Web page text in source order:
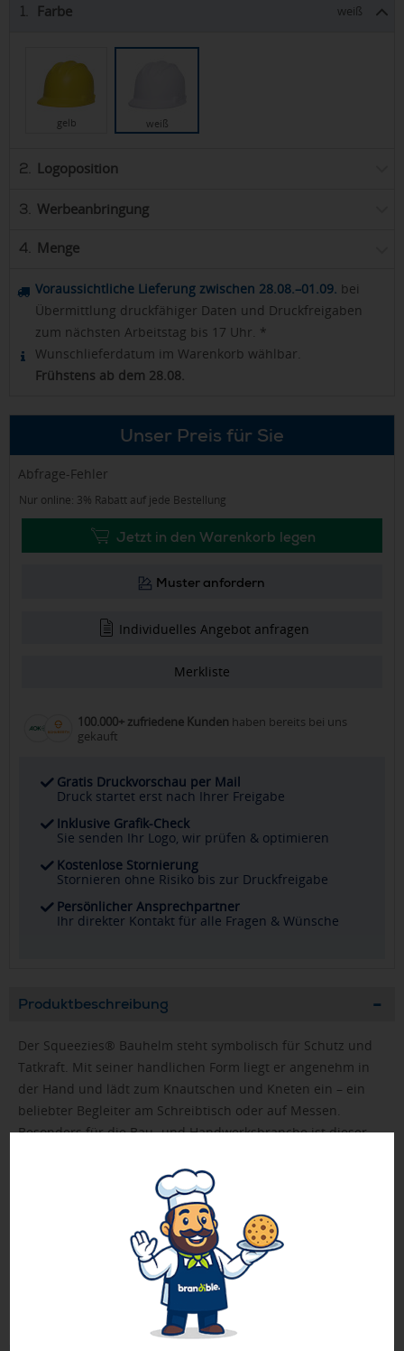
1. Farbe weiß
gelb weiß
2. Logoposition
3. Werbeanbringung
4. Menge
Voraussichtliche Lieferung zwischen 28.08.–01.09. bei
Übermittlung druckfähiger Daten und Druckfreigaben
zum nächsten Arbeitstag bis 17 Uhr. *
Wunschlieferdatum im Warenkorb wählbar.
Frühstens ab dem 28.08.
Unser Preis für Sie
Abfrage-Fehler
Nur online: 3% Rabatt auf jede Bestellung
Jetzt in den Warenkorb legen
Muster anfordern
Individuelles Angebot anfragen
Merkliste
100.000+ zufriedene Kunden haben bereits bei uns
gekauft
Gratis Druckvorschau per Mail
Druck startet erst nach Ihrer Freigabe
Inklusive Grafik-Check
Sie senden Ihr Logo, wir prüfen & optimieren
Kostenlose Stornierung
Stornieren ohne Risiko bis zur Druckfreigabe
Persönlicher Ansprechpartner
Ihr direkter Kontakt für alle Fragen & Wünsche
Produktbeschreibung
Der Squeezies® Bauhelm steht symbolisch für Schutz und
Tatkraft. Mit seiner handlichen Form liegt er angenehm in
der Hand und lädt zum Knautschen und Kneten ein – ein
beliebter Begleiter am Schreibtisch oder auf Messen.
Besonders für die Bau- und Handwerksbranche ist dieser
Mitarbeiter und Geschäftspartner gleichermaßen erfreut.
Das flexible Material aus Polyurethan kehrt stets in seine
➤ Sicherheitshinweis: Achtung: Kein Spielzeug! Von Kindern
unter 3 Jahren fernhalten. Kann ablösbare Kleinteile